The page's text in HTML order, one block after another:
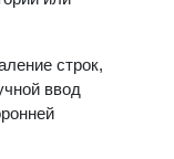
строк,
ввод